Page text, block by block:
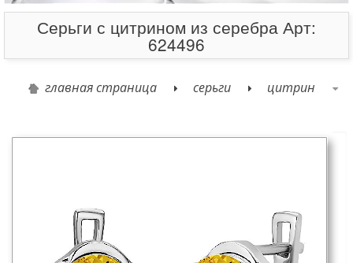
Серьги с цитрином из серебра Арт:
624496
главная страница серьги цитрин